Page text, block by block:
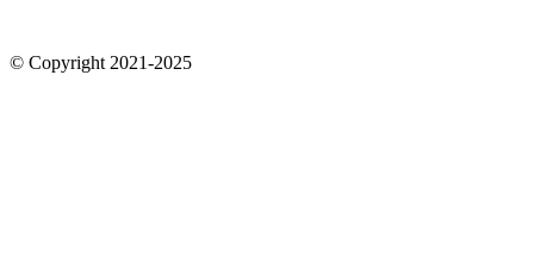
© Copyright 2021-2025